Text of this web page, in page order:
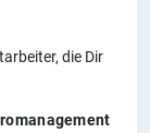
die Dir